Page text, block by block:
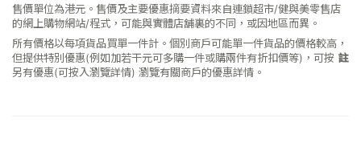
售價單位為港元。售價及主要優惠摘要資料來自連鎖超市/健與美零售店
的網上購物網站/程式，可能與實體店舖裏的不同，或因地區而異。
所有價格以每項貨品買單一件計。個別商戶可能單一件貨品的價格較高，
但提供特別優惠(例如加若干元可多購一件或購兩件有折扣價等)，可按 註
另有優惠(可按入瀏覽詳情)瀏覽有關商戶的優惠詳情。